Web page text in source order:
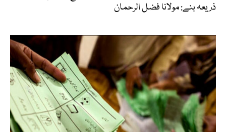
ذریعہ بنے: مولانا فضل الرحمان